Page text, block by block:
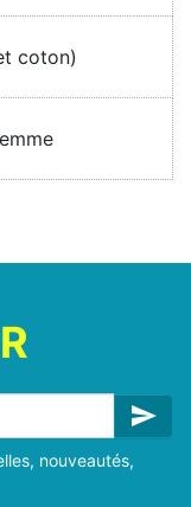
coton)
send
nouveautés,